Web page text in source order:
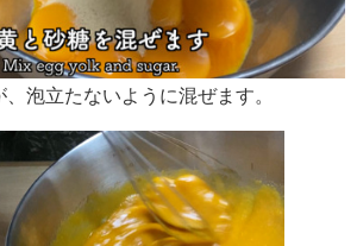
泡立たないように混ぜます。